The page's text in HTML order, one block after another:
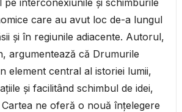
pe interconexiunile și schimburile
care au avut loc de-a lungul
și în regiunile adiacente. Autorul,
argumentează că Drumurile
element central al istoriei lumii,
și facilitând schimbul de idei,
ne oferă o nouă înțelegere